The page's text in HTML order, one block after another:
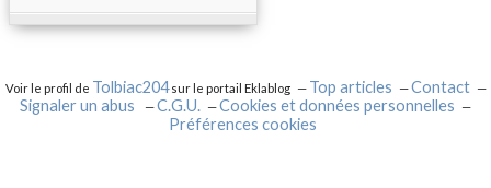
Voir le profil de Tolbiac204sur le portail Eklablog Top articles
Contact
Signaler un abus
C.G.U.
Cookies et données personnelles
Préférences cookies